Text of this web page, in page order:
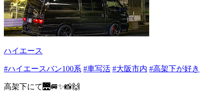
ハイエース
#ハイエースバン100系 #車写活 #大阪市内 #高架下が好き
高架下にて🌉🚐✨📸🙌